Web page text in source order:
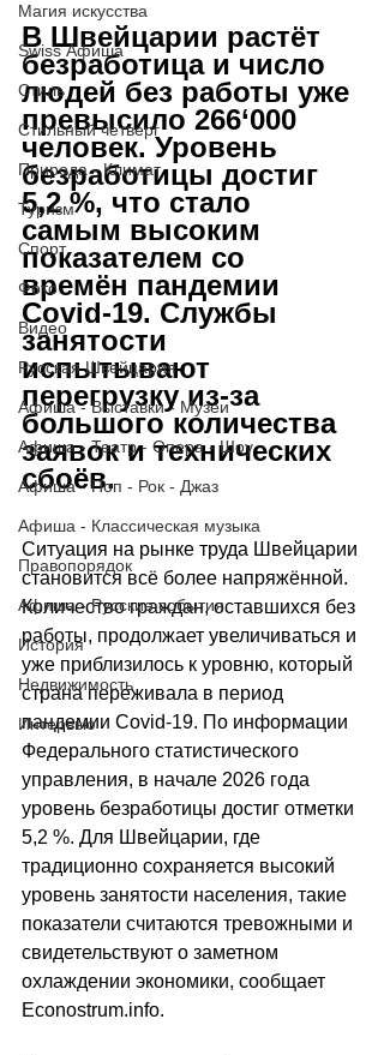
Магия искусства
Swiss Афиша
Стиль
Стильный четверг
Природа - Климат
Туризм
Спорт
Фото
Видео
Русская Швейцария
Афиша - Выставки - Музеи
Афиша - Театр - Опера - Шоу
Афиша - Поп - Рок - Джаз
Афиша - Классическая музыка
Правопорядок
Афиша - Русские события
История
Недвижимость
Интервью
В Швейцарии растёт
безработица и число
людей без работы уже
превысило 266‘000
человек. Уровень
безработицы достиг
5,2 %, что стало
самым высоким
показателем со
времён пандемии
Covid-19. Службы
занятости
испытывают
перегрузку из-за
большого количества
заявок и технических
сбоёв.
Ситуация на рынке труда Швейцарии
становится всё более напряжённой.
Количество граждан, оставшихся без
работы, продолжает увеличиваться и
уже приблизилось к уровню, который
страна переживала в период
пандемии Covid-19. По информации
Федерального статистического
управления, в начале 2026 года
уровень безработицы достиг отметки
5,2 %. Для Швейцарии, где
традиционно сохраняется высокий
уровень занятости населения, такие
показатели считаются тревожными и
свидетельствуют о заметном
охлаждении экономики, сообщает
Econostrum.info.